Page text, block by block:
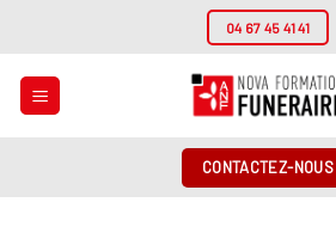
contenu
04 67 45 41 41
CONTACTEZ-NOUS